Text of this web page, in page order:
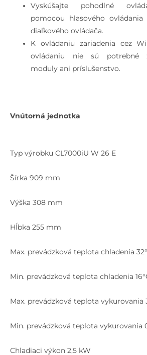
Vyskúšajte pohodlné
pomocou hlasového ovládania
diaľkového ovládača.
K ovládaniu zariadenia cez
ovládaniu nie sú potrebné
moduly ani príslušenstvo.
Vnútorná jednotka
Typ výrobku CL7000iU W 26 E
Šírka 909 mm
Výška 308 mm
Hĺbka 255 mm
Max. prevádzková teplota chladenia
Min. prevádzková teplota chladenia
Max. prevádzková teplota vykurovania
Min. prevádzková teplota vykurovania
Chladiaci výkon 2,5 kW